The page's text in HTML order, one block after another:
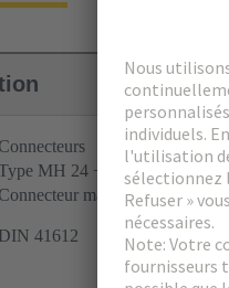
Connecteurs
MH 24 + 7
Connecteur mâle
DIN 41612